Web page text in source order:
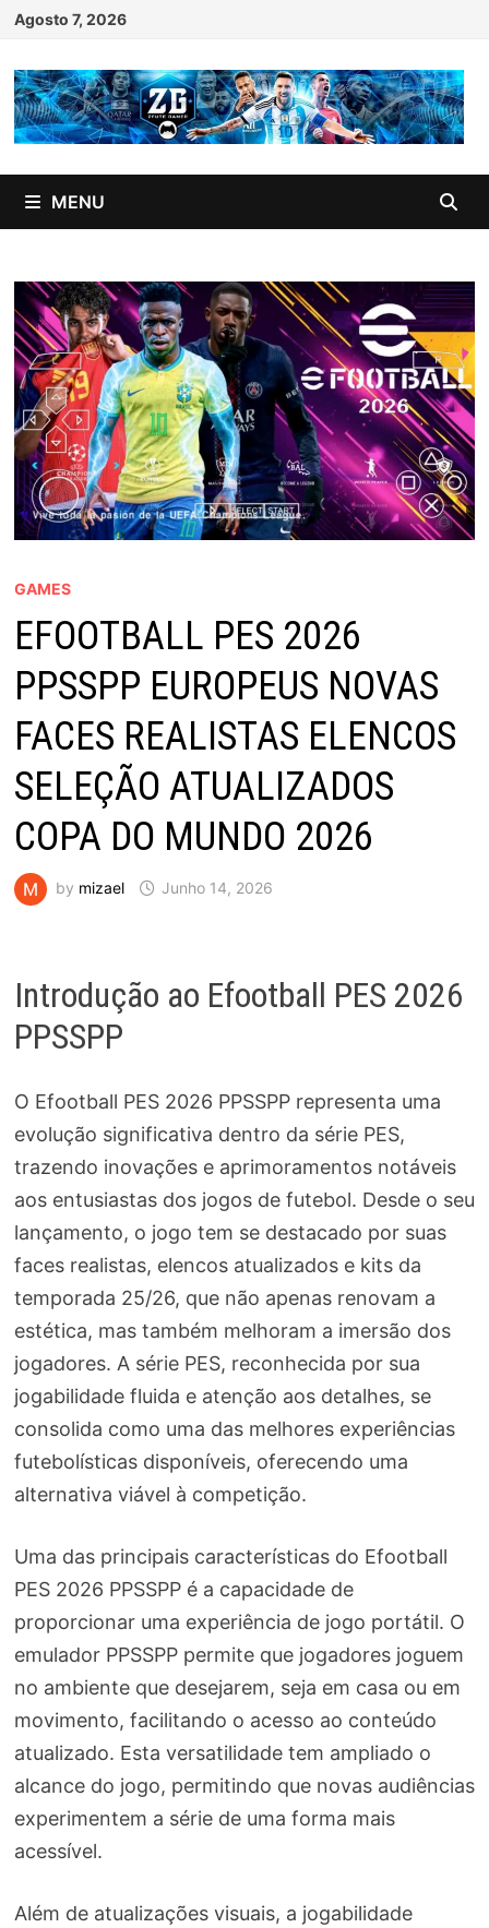
Skip
content
Agosto 7, 2026
MENU
GAMES
EFOOTBALL PES 2026
PPSSPP EUROPEUS NOVAS
FACES REALISTAS ELENCOS
SELEÇÃO ATUALIZADOS
COPA DO MUNDO 2026
by mizael Junho 14, 2026
Introdução ao Efootball PES 2026
PPSSPP
O Efootball PES 2026 PPSSPP representa uma
evolução significativa dentro da série PES,
trazendo inovações e aprimoramentos notáveis
aos entusiastas dos jogos de futebol. Desde o seu
lançamento, o jogo tem se destacado por suas
faces realistas, elencos atualizados e kits da
temporada 25/26, que não apenas renovam a
estética, mas também melhoram a imersão dos
jogadores. A série PES, reconhecida por sua
jogabilidade fluida e atenção aos detalhes, se
consolida como uma das melhores experiências
futebolísticas disponíveis, oferecendo uma
alternativa viável à competição.
Uma das principais características do Efootball
PES 2026 PPSSPP é a capacidade de
proporcionar uma experiência de jogo portátil. O
emulador PPSSPP permite que jogadores joguem
no ambiente que desejarem, seja em casa ou em
movimento, facilitando o acesso ao conteúdo
atualizado. Esta versatilidade tem ampliado o
alcance do jogo, permitindo que novas audiências
experimentem a série de uma forma mais
acessível.
Além de atualizações visuais, a jogabilidade